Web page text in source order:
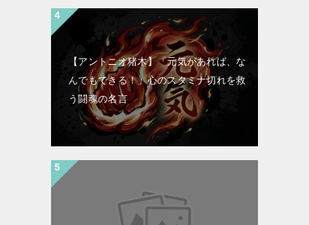
【アントニオ猪木】「元気があれば、な
んでもできる！」心のスタミナ切れを救
う闘魂の名言